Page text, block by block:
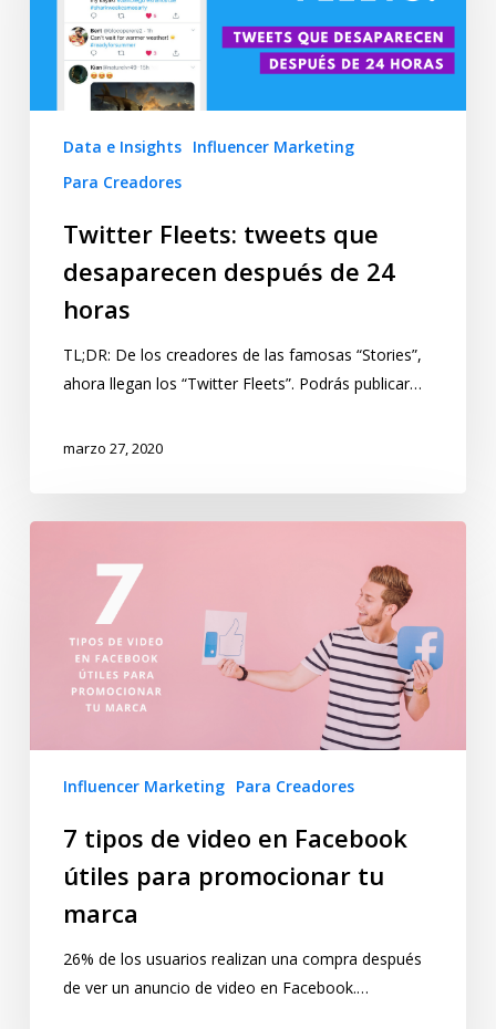
Data e Insights Influencer Marketing
Para Creadores
Twitter Fleets: tweets que
desaparecen después de 24
horas
TL;DR: De los creadores de las famosas “Stories”,
ahora llegan los “Twitter Fleets”. Podrás publicar…
marzo 27, 2020
Influencer Marketing Para Creadores
7 tipos de video en Facebook
útiles para promocionar tu
marca
26% de los usuarios realizan una compra después
de ver un anuncio de video en Facebook.…